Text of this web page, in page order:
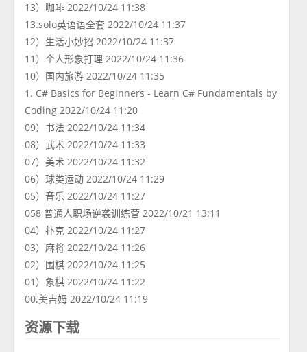
13）咖啡 2022/10/24 11:38
13.solo英语语全套 2022/10/24 11:37
12）生活小妙招 2022/10/24 11:37
11）个人形象打理 2022/10/24 11:36
10）国内旅游 2022/10/24 11:35
1. C# Basics for Beginners - Learn C# Fundamentals by
Coding 2022/10/24 11:20
09）书法 2022/10/24 11:34
08）武术 2022/10/24 11:33
07）美术 2022/10/24 11:32
06）球类运动 2022/10/24 11:29
05）音乐 2022/10/24 11:27
058 普通人职场逆袭训练营 2022/10/21 13:11
04）扑克 2022/10/24 11:27
03）麻将 2022/10/24 11:26
02）围棋 2022/10/24 11:25
01）象棋 2022/10/24 11:22
00.美吉姆 2022/10/24 11:19
资源下载